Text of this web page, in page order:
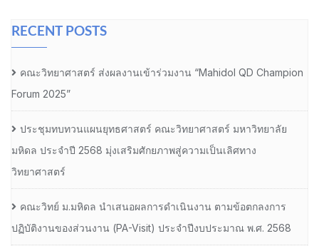
RECENT POSTS
คณะวิทยาศาสตร์ ส่งผลงานเข้าร่วมงาน “Mahidol QD Champion
Forum 2025”
ประชุมทบทวนแผนยุทธศาสตร์ คณะวิทยาศาสตร์ มหาวิทยาลัย
มหิดล ประจำปี 2568 มุ่งเสริมศักยภาพสู่ความเป็นเลิศทาง
วิทยาศาสตร์
คณะวิทย์ ม.มหิดล นำเสนอผลการดำเนินงาน ตามข้อตกลงการ
ปฏิบัติงานของส่วนงาน (PA-Visit) ประจำปีงบประมาณ พ.ศ. 2568